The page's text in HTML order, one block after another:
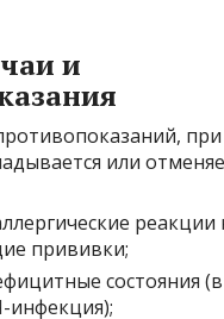
и
или
реакции
прививки;
состояния
инфекция);